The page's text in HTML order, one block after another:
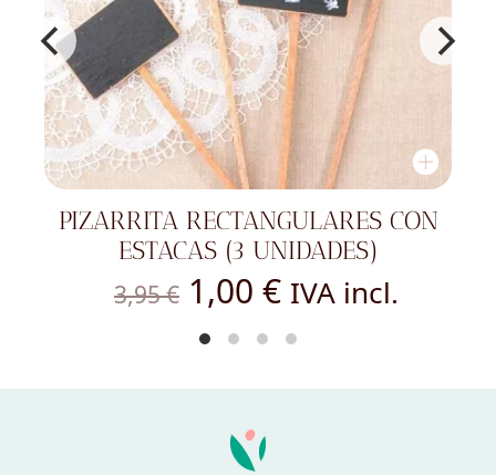
PIZARRITA RECTANGULARES CON
ESTACAS (3 UNIDADES)
3,95€ El
precio
original
era:
3,95 €.
1,00 €El
precio
actual
es:
IVA incl.